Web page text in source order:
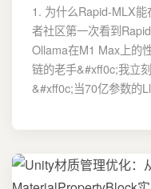
1. 为什么Rapid-MLX
者社区第一次看到
Ollama在M1 Max上的
链的老手&#xff0c;我立
&#xff0c;当70亿参数的